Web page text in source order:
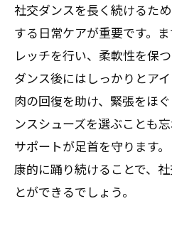
社交ダンスを長く続けるた
する日常ケアが重要です。
レッチを行い、柔軟性を保
ダンス後にはしっかりとア
肉の回復を助け、緊張をほ
ンスシューズを選ぶことも
サポートが足首を守ります
康的に踊り続けることで、
とができるでしょう。